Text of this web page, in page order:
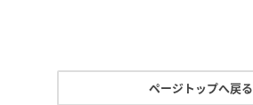
ページトップへ戻る